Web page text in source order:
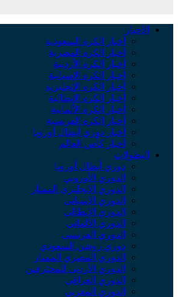
الأخبار
أخبار الكرة السعودية
أخبار الكرة المصرية
أخبار الكرة الأردنية
أخبار الكرة الإسبانية
أخبار الكرة الإنجليزية
أخبار الكرة الإيطالية
أخبار الكرة الألمانية
أخبار الكرة الفرنسية
أخبار دوري أبطال أوروبا
أخبار كأس العالم
البطولات
دوري أبطال أوروبا
الدوري الأوروبي
الدوري الإنجليزي الممتاز
الدوري الإسباني
الدوري الإيطالي
الدوري الألماني
الدوري الفرنسي
دوري روشن السعودي
الدوري المصري الممتاز
الدوري الأردني للمحترفين
الدوري العراقي
الدوري المغربي